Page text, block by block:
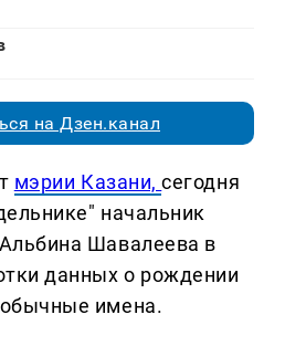
на Дзен.канал
мэрии Казани,сегодня
начальник
Шавалеева в
данных о рождении
имена.